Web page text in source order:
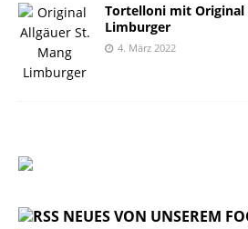
Tortelloni mit Original
Limburger
4. März 2022
NEUES VON UNSEREM